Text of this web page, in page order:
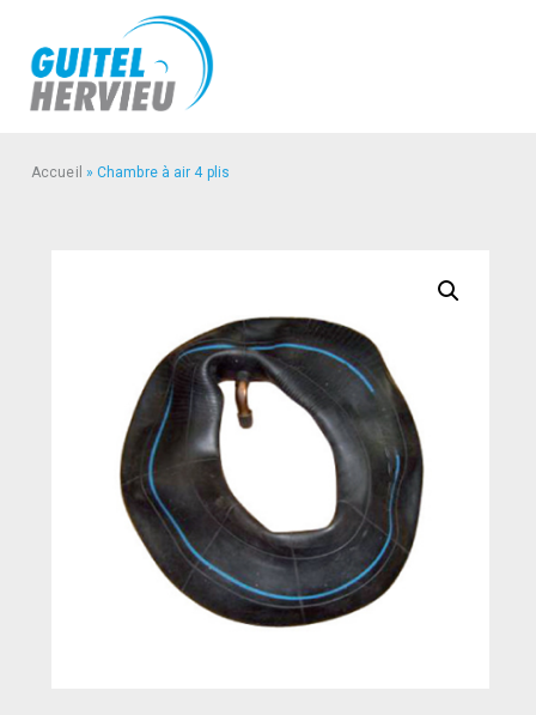
Accueil »Chambre à air 4 plis